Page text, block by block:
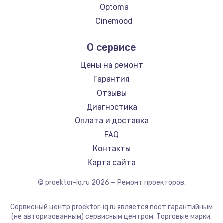
Заказать
790 руб.
Заказать
Замена динамика
Заказать
Замена корпуса
890 руб.
890 руб.
Optoma
Cinemood
Barco
Xgimi
Canon
JVC
Casio
Hiper
HITACHI
Panasonic
Hisense
О сервисе
Цены на ремонт
Гарантия
Отзывы
Диагностика
Оплата и доставка
FAQ
Контакты
Карта сайта
© proektor-iq.ru 2026 — Ремонт проекторов.
Сервисный центр proektor-iq.ru является пост гарантийным
(не авторизованным) сервисным центром. Торговые марки,